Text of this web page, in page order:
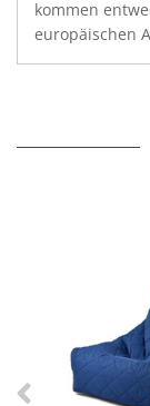
kommen
europäischen